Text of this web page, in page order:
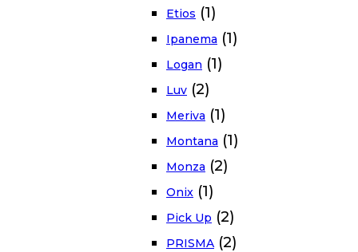
Etios (1)
Ipanema (1)
Logan (1)
Luv (2)
Meriva (1)
Montana (1)
Monza (2)
Onix (1)
Pick Up (2)
PRISMA (2)